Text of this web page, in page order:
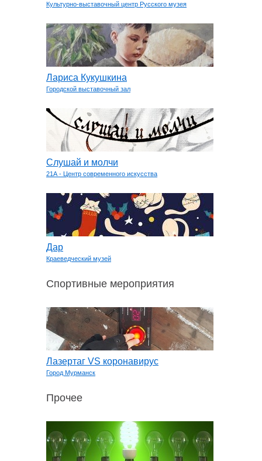
Культурно-выставочный центр Русского музея
Лариса Кукушкина
Городской выставочный зал
Слушай и молчи
21А - Центр современного искусства
Дар
Краеведческий музей
Спортивные мероприятия
Лазертаг VS коронавирус
Город Мурманск
Прочее